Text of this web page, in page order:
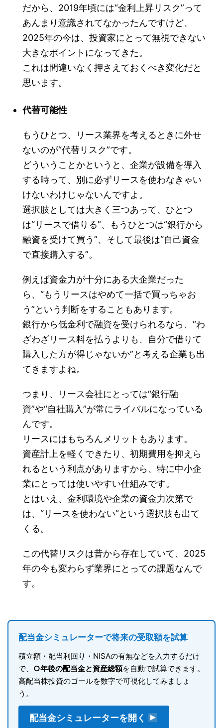
だから、2019年頃には“金利上昇リスク”って
あんまり意識されてなかったんですけど、
2025年の今は、投資家にとって無視できない
大きなポイントになってきた。
これは間違いなく押さえておくべき変化だと
思います。
代替可能性
もうひとつ、リース業界を考えるときに外せ
ないのが“代替リスク”です。
どういうことかというと、企業が設備を導入
する時って、別に必ずリースを使わなきゃい
けないわけじゃないんですよ。
選択肢としては大きく三つあって、ひとつ
は“リースで借りる”、もうひとつは“銀行から
融資を受けて買う”、そして最後は“自己資金
で直接購入する”。
例えば資金力が十分にある大企業だった
ら、“もうリースはやめて一括で買っちゃお
う”という判断をすることもあります。
銀行から低金利で融資を受けられるなら、“わ
ざわざリース料を払うよりも、自分で借りて
購入した方が得じゃないか”と考える企業も出
てきますよね。
つまり、リース会社にとっては“銀行融
資”や“自社購入”が常にライバルになっている
んです。
リースにはもちろんメリットもあります。
資産計上を軽くできたり、初期費用を抑えら
れるという利点がありますから、特に中小企
業にとっては使いやすい仕組みです。
とはいえ、金利環境や企業の資金力次第で
は、“リースを使わない”という選択肢も出て
くる。
この代替リスクは昔から存在していて、2025
年の今も変わらず業界にとっての課題なんで
す。
配当金シミュレーターで将来の受取額を試算
積立額・配当利回り・NISAの有無などを入力するだけ
で、 ○年後の配当金と資産総額を自動で試算できます。
高配当株投資のゴールを数字で可視化してみましょ
う。
配当金シミュレーターを開く